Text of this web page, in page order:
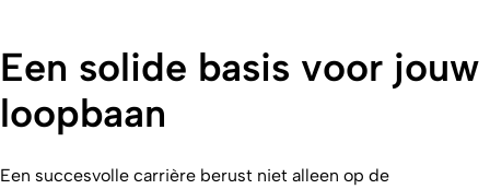
Een solide basis voor jouw
loopbaan
Een succesvolle carrière berust niet alleen op de